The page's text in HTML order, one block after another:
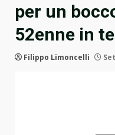
per un
52enne in
Filippo Limoncelli